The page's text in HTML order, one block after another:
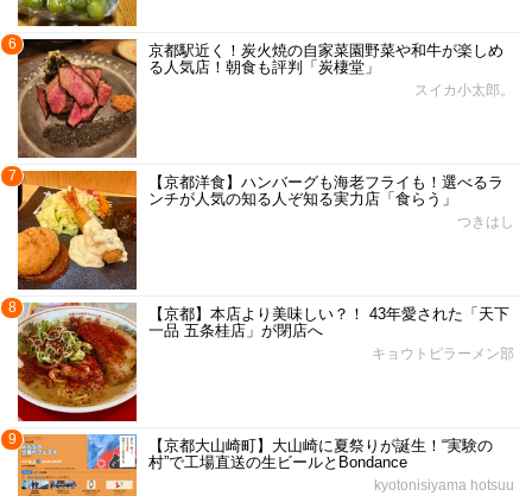
6
京都駅近く！炭火焼の自家菜園野菜や和牛が楽しめ
る人気店！朝食も評判「炭棲堂」
スイカ小太郎。
7
【京都洋食】ハンバーグも海老フライも！選べるラ
ンチが人気の知る人ぞ知る実力店「食らう」
つきはし
8
【京都】本店より美味しい？！ 43年愛された「天下
一品 五条桂店」が閉店へ
キョウトピラーメン部
9
【京都大山崎町】大山崎に夏祭りが誕生！“実験の
村”で工場直送の生ビールとBondance
kyotonisiyama hotsuu